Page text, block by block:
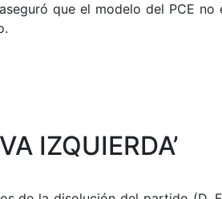
que el modelo del PCE
IZQUIERDA’